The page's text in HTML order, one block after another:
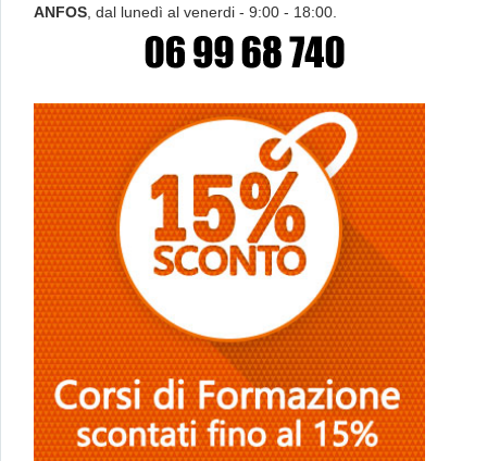
ANFOS , dal lunedì al venerdi - 9:00 - 18:00.